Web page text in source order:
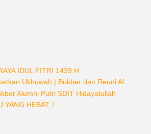
IDUL FITRI 1439 H
Ukhuwah | Bukber dan Reuni Al...
Alumni Putri SDIT Hidayatullah
YANG HEBAT..!